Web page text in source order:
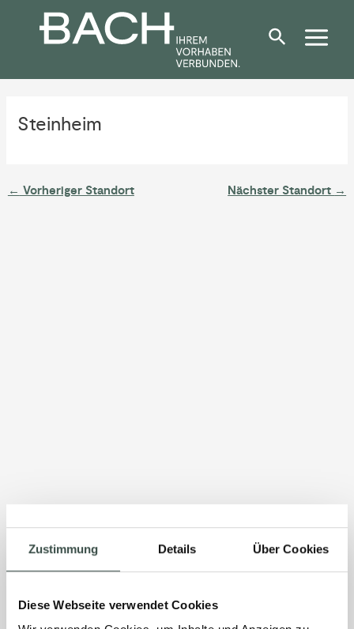
Zustimmung Details Über Cookies
Diese Webseite verwendet Cookies
springen
Steinheim
navigation
← Vorheriger Standort Nächster Standort →